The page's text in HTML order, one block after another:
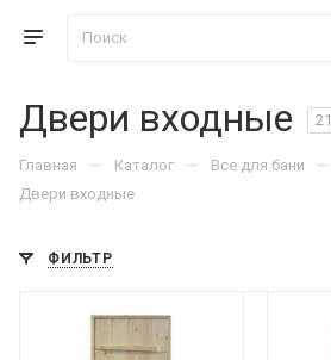
Двери входные 21
Главная — Каталог — Все для бани —
Двери входные
ФИЛЬТР